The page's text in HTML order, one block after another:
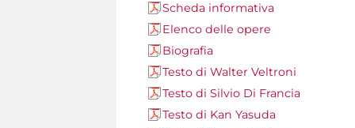
Scheda informativa
Elenco delle opere
Biografia
Testo di Walter Veltroni
Testo di Silvio Di Francia
Testo di Kan Yasuda